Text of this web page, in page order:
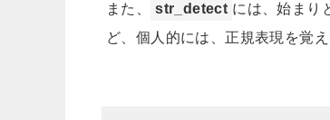
また、 str_detect には、始まり
ど、個人的には、正規表現を覚